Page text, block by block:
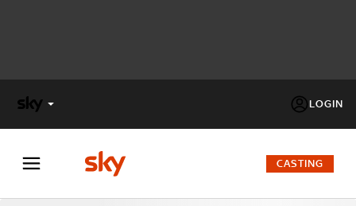
LOGIN
FACTOR
CASTING